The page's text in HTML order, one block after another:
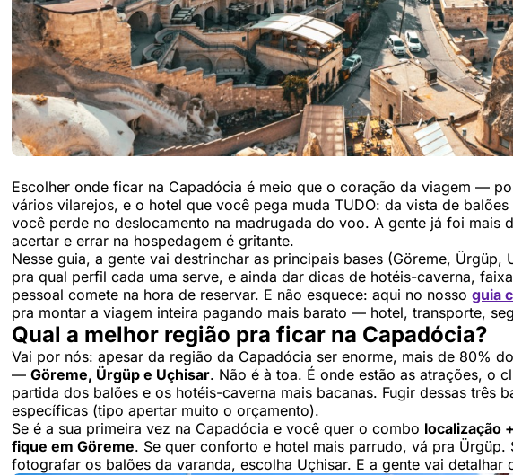
Escolher onde ficar na Capadócia é meio que o coração da viagem —
vários vilarejos, e o hotel que você pega muda TUDO: da vista de
você perde no deslocamento na madrugada do voo. A gente já foi mais
acertar e errar na hospedagem é gritante.
Nesse guia, a gente vai destrinchar as principais bases (Göreme, Ürgüp,
pra qual perfil cada uma serve, e ainda dar dicas de hotéis-caverna,
pessoal comete na hora de reservar. E não esquece: aqui no nosso guia
pra montar a viagem inteira pagando mais barato — hotel, transporte,
Qual a melhor região pra ficar na Capadócia?
Vai por nós: apesar da região da Capadócia ser enorme, mais de 80%
— Göreme, Ürgüp e Uçhisar. Não é à toa. É onde estão as atrações, o
partida dos balões e os hotéis-caverna mais bacanas. Fugir dessas três
específicas (tipo apertar muito o orçamento).
Se é a sua primeira vez na Capadócia e você quer o combo localização
fique em Göreme. Se quer conforto e hotel mais parrudo, vá pra Ürgüp.
fotografar os balões da varanda, escolha Uçhisar. E a gente vai detalhar